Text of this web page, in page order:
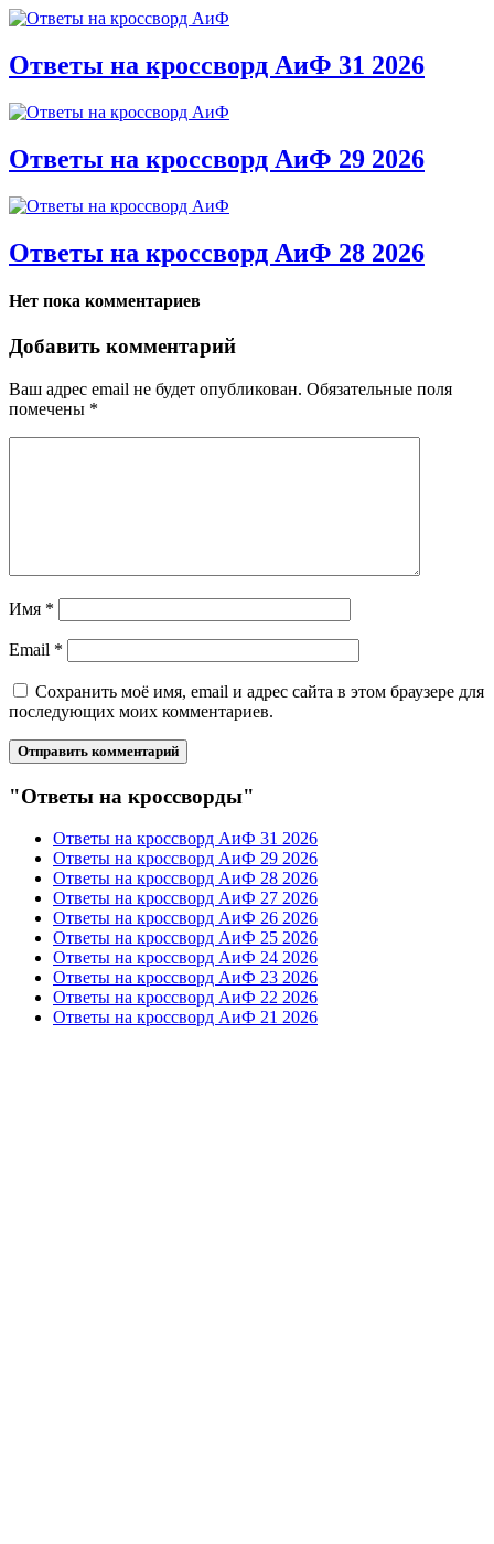
Ответы на кроссворд АиФ 31 2026
Ответы на кроссворд АиФ 29 2026
Ответы на кроссворд АиФ 28 2026
Нет пока комментариев
Добавить комментарий
Ваш адрес email не будет опубликован. Обязательные поля
помечены *
Имя *
Email *
Сохранить моё имя, email и адрес сайта в этом браузере для
последующих моих комментариев.
"Ответы на кроссворды"
Ответы на кроссворд АиФ 31 2026
Ответы на кроссворд АиФ 29 2026
Ответы на кроссворд АиФ 28 2026
Ответы на кроссворд АиФ 27 2026
Ответы на кроссворд АиФ 26 2026
Ответы на кроссворд АиФ 25 2026
Ответы на кроссворд АиФ 24 2026
Ответы на кроссворд АиФ 23 2026
Ответы на кроссворд АиФ 22 2026
Ответы на кроссворд АиФ 21 2026